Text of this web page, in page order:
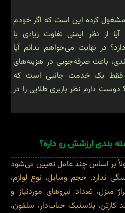
کرده این است که اگر خودم
از نظر ایمنی تفاوت زیادی با
در نهایت می‌خواهم بدانم آیا
باعث صرفه‌جویی در هزینه‌های
فقط یک خدمت جانبی است که
دارم نظر باربری طلایی را در
بندی ارزشش رو داره؟
بر اساس چند عامل تعیین می‌شود
ندارد. حجم وسایل، نوع لوازم،
منزل، تعداد نیروهای موردنیاز و
کارتن، پلاستیک حباب‌دار، سلفون،